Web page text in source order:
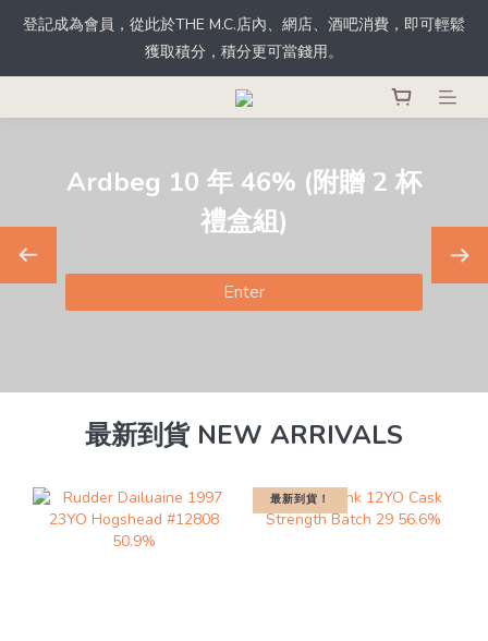
根據香港法律，不得於業務過程中，向未成年人士售賣或供應令人
醺醉的酒類。
根據香港法律，不得於業務過程中，向未成年人士售賣或供應令人
醺醉的酒類。
10 年 46% (附贈 2 杯
Enter
最新到貨 NEW ARRIVALS
最新到貨！